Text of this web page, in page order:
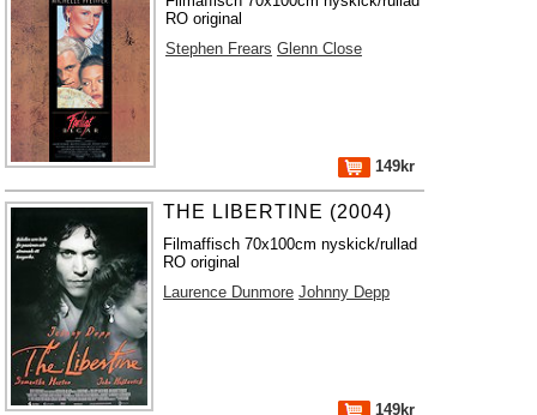
RO original
Stephen Frears Glenn Close
149kr
THE LIBERTINE (2004)
Filmaffisch 70x100cm nyskick/rullad
RO original
Laurence Dunmore Johnny Depp
149kr